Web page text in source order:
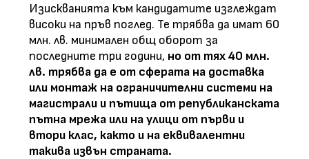
Изискванията към кандидатите изглеждат
високи на пръв поглед. Те трябва да имат 60
млн. лв. минимален общ оборот за
последните три години, но от тях 40 млн.
лв. трябва да е от сферата на доставка
или монтаж на ограничителни системи на
магистрали и пътища от републиканската
пътна мрежа или на улици от първи и
втори клас, както и на еквивалентни
такива извън страната.